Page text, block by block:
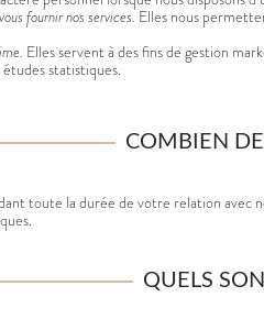
fournir nos services. Elles nous
Elles servent à des fins de gestion
statistiques.
COMBIEN
toute la durée de votre relation avec
QUELS